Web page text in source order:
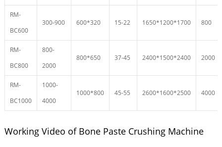
RM-
BC600
300-900 600*320 15-22 1650*1200*1700 800
RM-
BC800
800-
2000
800*650 37-45 2400*1500*2400 2000
RM-
BC1000
1000-
4000
1000*800 45-55 2600*1600*2500 4000
Working Video of Bone Paste Crushing Machine